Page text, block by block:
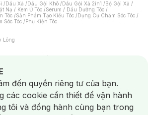
/Dầu Xả /Dầu Gội Khô /Dầu Gội Xả 2in1 /Bộ Gội Xả /
Nạ / Kem Ủ Tóc /Serum / Dầu Dưỡng Tóc /
Tóc /Sản Phẩm Tạo Kiểu Tóc /Dụng Cụ Chăm Sóc Tóc /
Sóc Tóc /Phụ Kiện Tóc
Lông
Massage/Mặt Nạ Xông Hơi /Nước Rửa Tay/
Bàn Chải Đánh Răng /Bàn Chải Điện/
Răng /Máy Tăm Nước/ Nước Súc Miệng/
Miệng / Dung Dịch Vệ Sinh/Dưỡng Vùng Kín/
/Băng Vệ Sinh/Tampon/Bọt Cạo Râu /Dao Cạo Râu/
usage
đến quyền riêng tư của bạn.
các cookie cần thiết để vận hành
tôi và đồng hành cùng bạn trong